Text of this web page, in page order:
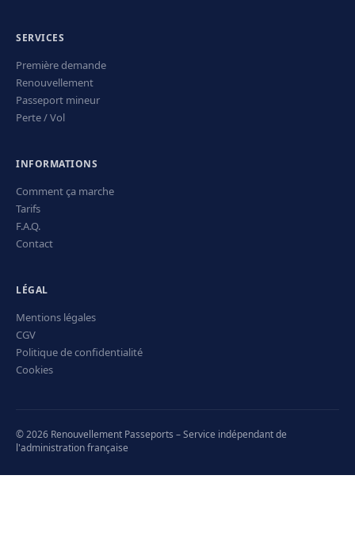
SERVICES
Première demande
Renouvellement
Passeport mineur
Perte / Vol
INFORMATIONS
Comment ça marche
Tarifs
F.A.Q.
Contact
LÉGAL
Mentions légales
CGV
Politique de confidentialité
Cookies
© 2026 Renouvellement Passeports – Service indépendant de
l'administration française